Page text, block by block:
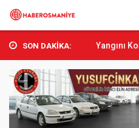
SON DAKİKA:
Orman Yangını Kontrol Altına